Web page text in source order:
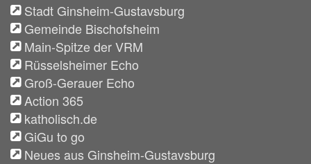
Stadt Ginsheim-Gustavsburg
Gemeinde Bischofsheim
Main-Spitze der VRM
Rüsselsheimer Echo
Groß-Gerauer Echo
Action 365
katholisch.de
GiGu to go
Neues aus Ginsheim-Gustavsburg